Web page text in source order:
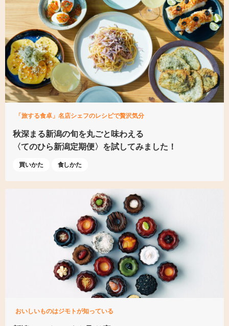
「旅する食卓」名店シェフのレシピで贅沢気分
秋深まる新潟の旬を丸ごと味わえる
〈てのひら新潟定期便〉 を試してみました！
買いかた 食しかた
おいしいものはジモトが知っている